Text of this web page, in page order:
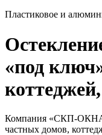
Пластиковое и
«под
Компания «СКП-ОКНА»
частных домов,